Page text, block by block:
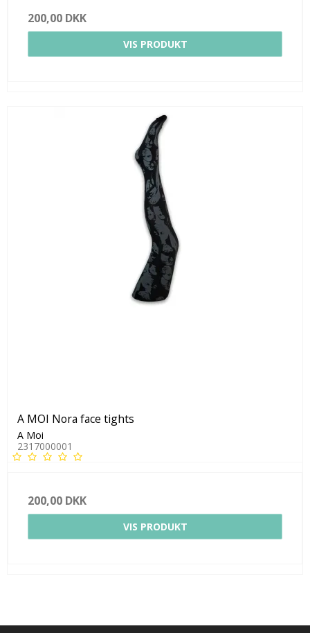
200,00 DKK
VIS PRODUKT
A MOI Nora face tights
A Moi
2317000001
200,00 DKK
VIS PRODUKT